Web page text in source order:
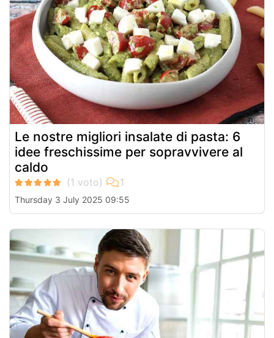
Le nostre migliori insalate di pasta: 6
idee freschissime per sopravvivere al
caldo
Thursday 3 July 2025 09:55